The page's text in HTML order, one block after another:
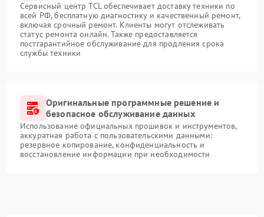
Сервисный центр TCL обеспечивает доставку техники по
всей РФ, бесплатную диагностику и качественный ремонт,
включая срочный ремонт. Клиенты могут отслеживать
статус ремонта онлайн. Также предоставляется
постгарантийное обслуживание для продления срока
службы техники
Оригинальные программные решение и
безопасное обслуживание данных
Использование официальных прошивок и инструментов,
аккуратная работа с пользовательскими данными:
резервное копирование, конфиденциальность и
восстановление информации при необходимости